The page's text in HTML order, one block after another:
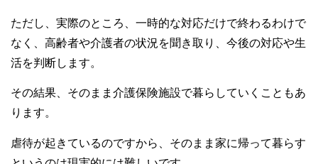
ただし、実際のところ、一時的な対応だけで終わるわけで
なく、高齢者や介護者の状況を聞き取り、今後の対応や生
活を判断します。
その結果、そのまま介護保険施設で暮らしていくこともあ
ります。
虐待が起きているのですから、そのまま家に帰って暮らす